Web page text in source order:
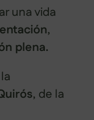
una vida
,
plena.
, de la